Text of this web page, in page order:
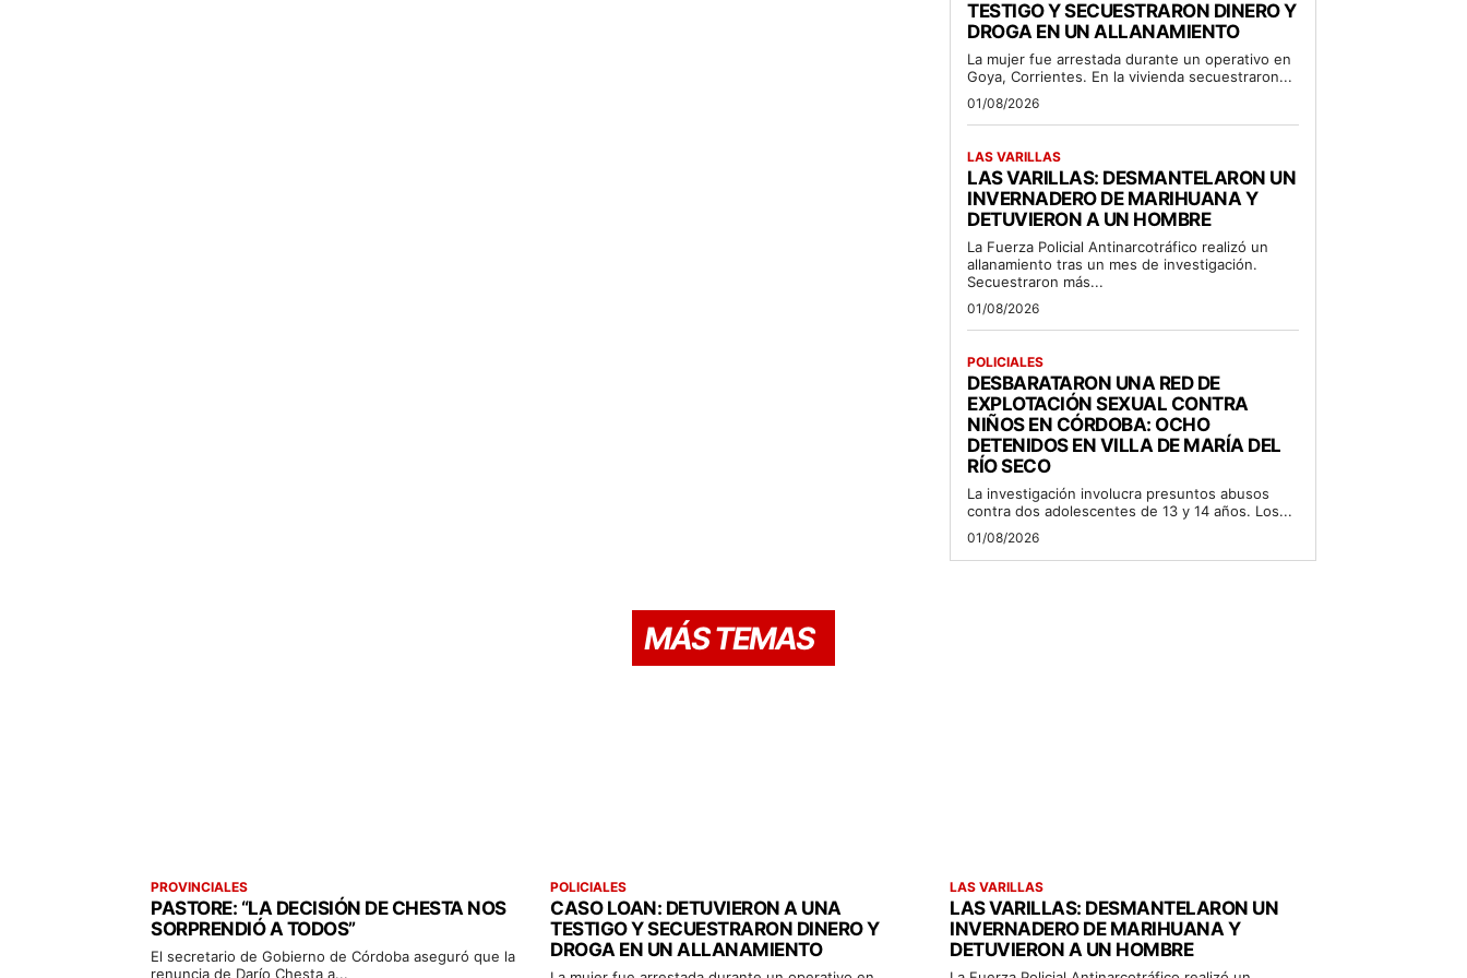
TESTIGO Y SECUESTRARON DINERO Y
DROGA EN UN ALLANAMIENTO
La mujer fue arrestada durante un operativo en
Goya, Corrientes. En la vivienda secuestraron...
01/08/2026
LAS VARILLAS
LAS VARILLAS: DESMANTELARON UN
INVERNADERO DE MARIHUANA Y
DETUVIERON A UN HOMBRE
La Fuerza Policial Antinarcotráfico realizó un
allanamiento tras un mes de investigación.
Secuestraron más...
01/08/2026
POLICIALES
DESBARATARON UNA RED DE
EXPLOTACIÓN SEXUAL CONTRA
NIÑOS EN CÓRDOBA: OCHO
DETENIDOS EN VILLA DE MARÍA DEL
RÍO SECO
La investigación involucra presuntos abusos
contra dos adolescentes de 13 y 14 años. Los...
01/08/2026
MÁS TEMAS
PROVINCIALES
PASTORE: “LA DECISIÓN DE CHESTA NOS
SORPRENDIÓ A TODOS”
El secretario de Gobierno de Córdoba aseguró que la
renuncia de Darío Chesta a...
POLICIALES
CASO LOAN: DETUVIERON A UNA
TESTIGO Y SECUESTRARON DINERO Y
DROGA EN UN ALLANAMIENTO
LAS VARILLAS
LAS VARILLAS: DESMANTELARON UN
INVERNADERO DE MARIHUANA Y
DETUVIERON A UN HOMBRE